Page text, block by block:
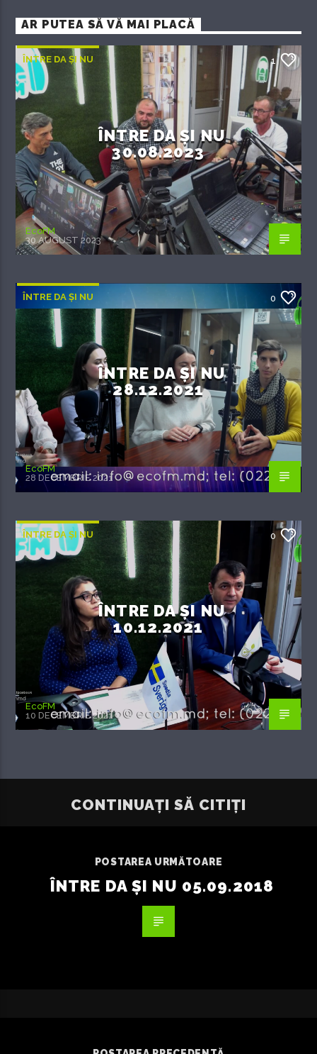
AR PUTEA SĂ VĂ MAI PLACĂ
ÎNTRE DA ȘI NU 1
ÎNTRE DA ȘI NU
30.08.2023
EcoFM
30 AUGUST 2023
ÎNTRE DA ȘI NU 0
ÎNTRE DA ȘI NU
28.12.2021
EcoFM
28 DECEMBRIE 2021
ÎNTRE DA ȘI NU 0
ÎNTRE DA ȘI NU
10.12.2021
EcoFM
10 DECEMBRIE 2021
CONTINUAȚI SĂ CITIȚI
POSTAREA URMĂTOARE
ÎNTRE DA ȘI NU 05.09.2018